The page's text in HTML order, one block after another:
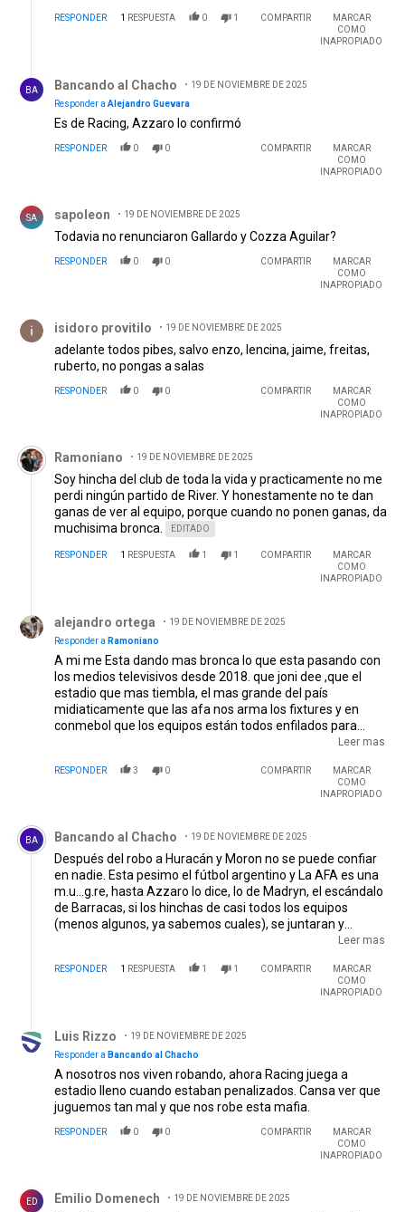
RESPONDER 1 RESPUESTA 0 1 COMPARTIR
MARCAR
COMO
INAPROPIADO
BA Bancando al Chacho
19 DE NOVIEMBRE DE 2025
Responder a
Alejandro Guevara
Es de Racing, Azzaro lo confirmó
RESPONDER 0 0 COMPARTIR
MARCAR
COMO
INAPROPIADO
SA sapoleon 19 DE NOVIEMBRE DE 2025
Todavia no renunciaron Gallardo y Cozza Aguilar?
RESPONDER 0 0 COMPARTIR
MARCAR
COMO
INAPROPIADO
isidoro provitilo 19 DE NOVIEMBRE DE 2025
adelante todos pibes, salvo enzo, lencina, jaime, freitas,
ruberto, no pongas a salas
RESPONDER 0 0 COMPARTIR
MARCAR
COMO
INAPROPIADO
Comentario de Ramoniano.
Ramoniano 19 DE NOVIEMBRE DE 2025
Soy hincha del club de toda la vida y practicamente no me
perdi ningún partido de River. Y honestamente no te dan
ganas de ver al equipo, porque cuando no ponen ganas, da
muchisima bronca.
EDITADO
RESPONDER 1 RESPUESTA 1 1 COMPARTIR
MARCAR
COMO
INAPROPIADO
alejandro ortega
19 DE NOVIEMBRE DE 2025
Responder a Ramoniano
A mi me Esta dando mas bronca lo que esta pasando con
los medios televisivos desde 2018. que joni dee ,que el
estadio que mas tiembla, el mas grande del país
midiaticamente que las afa nos arma los fixtures y en
conmebol que los equipos están todos enfilados para
sacar en resultado que perjudica a river,que los árbitros
basta.
Leer mas
RESPONDER 3 0 COMPARTIR
MARCAR
COMO
INAPROPIADO
Comentario de Bancando al Chacho .
BA Bancando al Chacho 19 DE NOVIEMBRE DE 2025
Después del robo a Huracán y Moron no se puede confiar
en nadie. Esta pesimo el fútbol argentino y La AFA es una
m.u...g.re, hasta Azzaro lo dice, lo de Madryn, el escándalo
de Barracas, si los hinchas de casi todos los equipos
(menos algunos, ya sabemos cuales), se juntaran y
marcharan a la AFA para pedir la destitucion de Tapia, algo
para que algo cambie, vamos River
Leer mas
RESPONDER 1 RESPUESTA 1 1 COMPARTIR
MARCAR
COMO
INAPROPIADO
Luis Rizzo
19 DE NOVIEMBRE DE 2025
Responder a Bancando al Chacho
A nosotros nos viven robando, ahora Racing juega a
estadio lleno cuando estaban penalizados. Cansa ver que
juguemos tan mal y que nos robe esta mafia.
RESPONDER 0 0 COMPARTIR
MARCAR
COMO
INAPROPIADO
ED Emilio Domenech 19 DE NOVIEMBRE DE 2025